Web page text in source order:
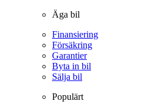
Äga bil
Finansiering
Försäkring
Garantier
Byta in bil
Sälja bil
Populärt